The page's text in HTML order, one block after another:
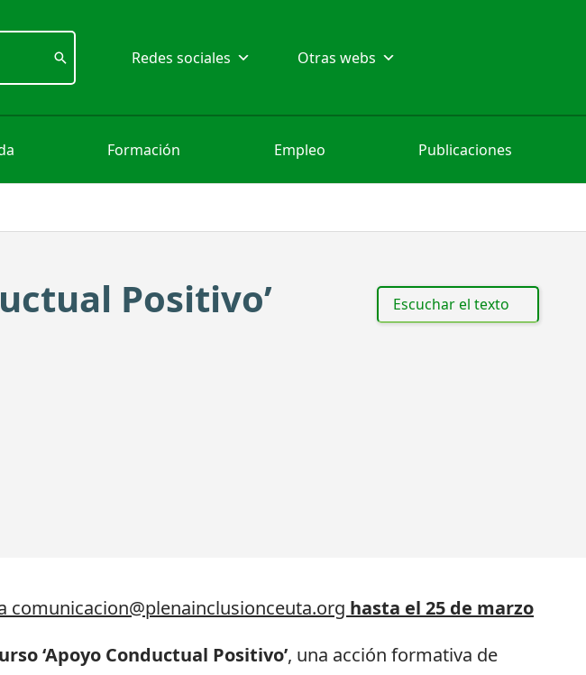
Redes sociales Otras webs
Formación Empleo Publicaciones
Positivo’ Escuchar el texto
comunicacion@plenainclusionceuta.org hasta el 25 de marzo
‘Apoyo Conductual Positivo’, una acción formativa de